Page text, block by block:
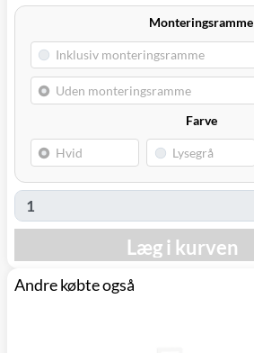
Monteringsramme
Farve
Læg i kurven
Andre købte også